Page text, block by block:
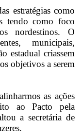
estratégias como
tendo como foco
nordestinos. O
municipais,
estadual criassem
objetivos a serem
as ações
ao Pacto pela
a secretária de